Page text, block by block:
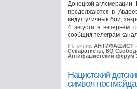
Донецкой агломерации.
продолжаются в
ведут уличные бои,
4 августа в вечернем
сообщил телеграм-
Источник: АНТИФАШИСТ -
Сепаратисты, ВО
Антифашистский форум
Нацистский
символ